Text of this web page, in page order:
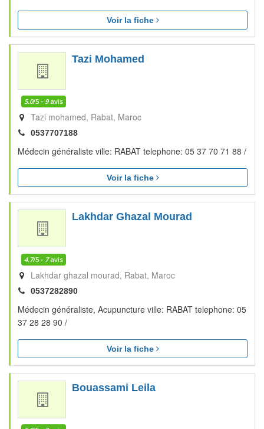
Voir la fiche
Tazi Mohamed
5.0/5 - 9avis
Tazi mohamed Rabat Maroc
0537707188
Médecin généraliste ville: RABAT telephone: 05 37 70 71 88 /
Voir la fiche
Lakhdar Ghazal Mourad
4.7/5 - 7avis
Lakhdar ghazal mourad Rabat Maroc
0537282890
Médecin généraliste, Acupuncture ville: RABAT telephone: 05
37 28 28 90 /
Voir la fiche
Bouassami Leila